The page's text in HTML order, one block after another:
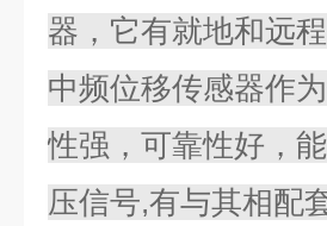
器，它有就地和远
中频位移传感器作
性强，可靠性好，
压信号,有与其相配